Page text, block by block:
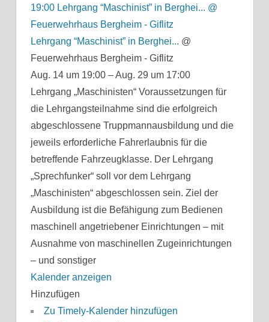
19:00 Lehrgang “Maschinist” in Berghei... @
Feuerwehrhaus Bergheim - Giflitz
Lehrgang “Maschinist” in Berghei... @
Feuerwehrhaus Bergheim - Giflitz
Aug. 14 um 19:00 – Aug. 29 um 17:00
Lehrgang „Maschinisten“ Voraussetzungen für
die Lehrgangsteilnahme sind die erfolgreich
abgeschlossene Truppmannausbildung und die
jeweils erforderliche Fahrerlaubnis für die
betreffende Fahrzeugklasse. Der Lehrgang
„Sprechfunker“ soll vor dem Lehrgang
„Maschinisten“ abgeschlossen sein. Ziel der
Ausbildung ist die Befähigung zum Bedienen
maschinell angetriebener Einrichtungen – mit
Ausnahme von maschinellen Zugeinrichtungen
– und sonstiger
Kalender anzeigen
Hinzufügen
Zu Timely-Kalender hinzufügen